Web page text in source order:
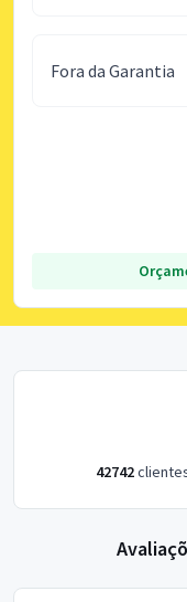
Fora da Garantia
42742